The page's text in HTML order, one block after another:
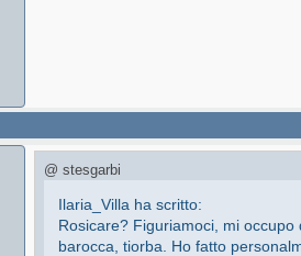
@ stesgarbi
Ilaria_Villa ha scritto:
Rosicare? Figuriamoci, mi
barocca, tiorba. Ho fatto